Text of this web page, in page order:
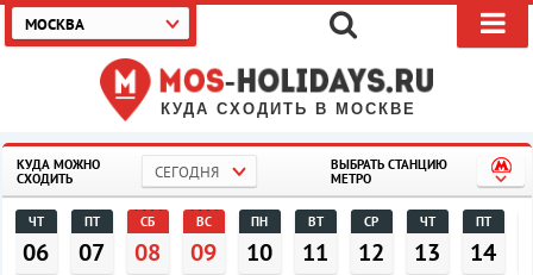
КУДА СХОДИТЬ В МОСКВЕ
МОСКВА
КУДА МОЖНО
СХОДИТЬ
СЕГОДНЯ
ВЫБРАТЬ СТАНЦИЮ
МЕТРО
ЧТ
06
ПТ
07
СБ
08
ВС
09
ПН
10
ВТ
11
СР
12
ЧТ
13
ПТ
14